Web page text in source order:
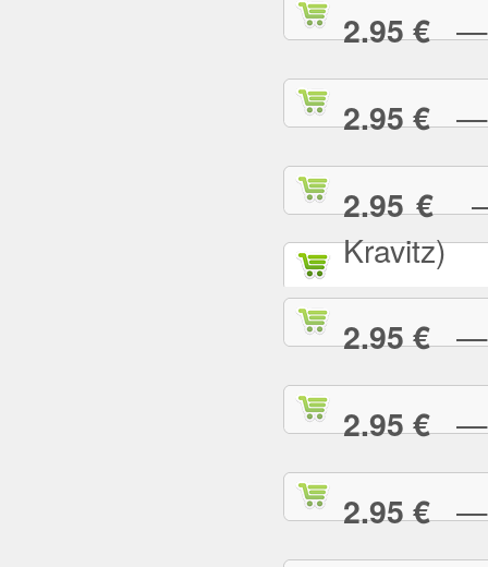
2.95 €—
2.95 €—
2.95 €—
Kravitz)
2.95 €—
2.95 €—
2.95 €—